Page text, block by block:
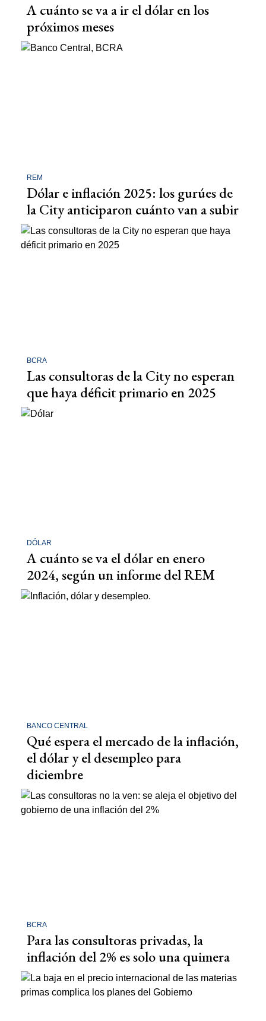
A cuánto se va a ir el dólar en los
próximos meses
REM
Dólar e inflación 2025: los gurúes de
la City anticiparon cuánto van a subir
BCRA
Las consultoras de la City no esperan
que haya déficit primario en 2025
DÓLAR
A cuánto se va el dólar en enero
2024, según un informe del REM
BANCO CENTRAL
Qué espera el mercado de la inflación,
el dólar y el desempleo para
diciembre
BCRA
Para las consultoras privadas, la
inflación del 2% es solo una quimera